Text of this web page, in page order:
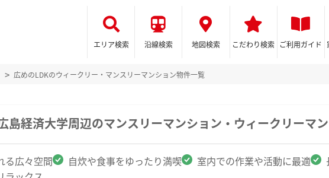
エリア検索 沿線検索 地図検索 こだわり検索 ご利用ガイド
広めのLDKのウィークリー・マンスリーマンション物件一覧
島経済大学周辺のマンスリーマンション・ウィークリーマ
る広々空間 自炊や食事をゆったり満喫 室内での作業や活動に最適